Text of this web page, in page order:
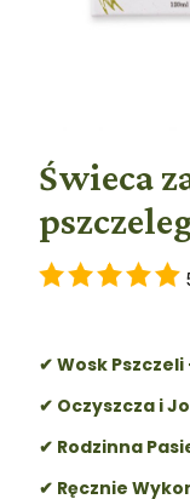
Świeca
✔ Wosk
✔ Oczyszcza i
✔ Rodzinna
✔ Ręcznie